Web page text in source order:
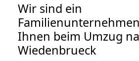
Wir sind ein
Ihnen beim Umzug
Wiedenbrueck